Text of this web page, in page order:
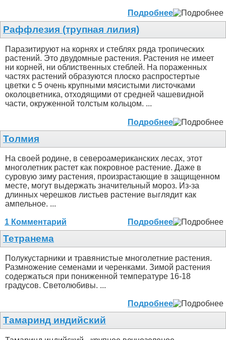
Подробнее
Раффлезия (трупная лилия)
Паразитируют на корнях и стеблях ряда тропических
растений. Это двудомные растения. Растения не имеет
ни корней, ни облиственных стеблей. На пораженных
частях растений образуются плоско распростертые
цветки с 5 очень крупными мясистыми листочками
околоцветника, отходящими от средней чашевидной
части, окруженной толстым кольцом. ...
Подробнее
Толмия
На своей родине, в североамериканских лесах, этот
многолетник растет как покровное растение. Даже в
суровую зиму растения, произрастающие в защищенном
месте, могут выдержать значительный мороз. Из-за
длинных черешков листьев растение выглядит как
ампельное. ...
1 Комментарий Подробнее
Тетранема
Полукустарники и травянистые многолетние растения.
Размножение семенами и черенками. Зимой растения
содержаться при пониженной температуре 16-18
градусов. Светолюбивы. ...
Подробнее
Тамаринд индийский